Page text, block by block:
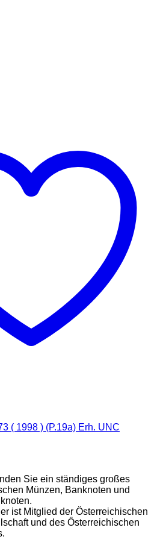
( 1998 ) (P.19a) Erh. UNC
Sie ein ständiges großes
Münzen, Banknoten und
ist Mitglied der Österreichischen
und des Österreichischen